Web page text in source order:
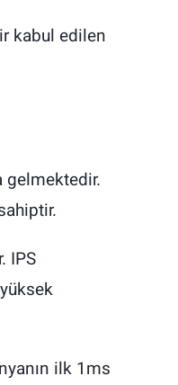
kabul edilen
gelmektedir.
IPS
ilk 1ms